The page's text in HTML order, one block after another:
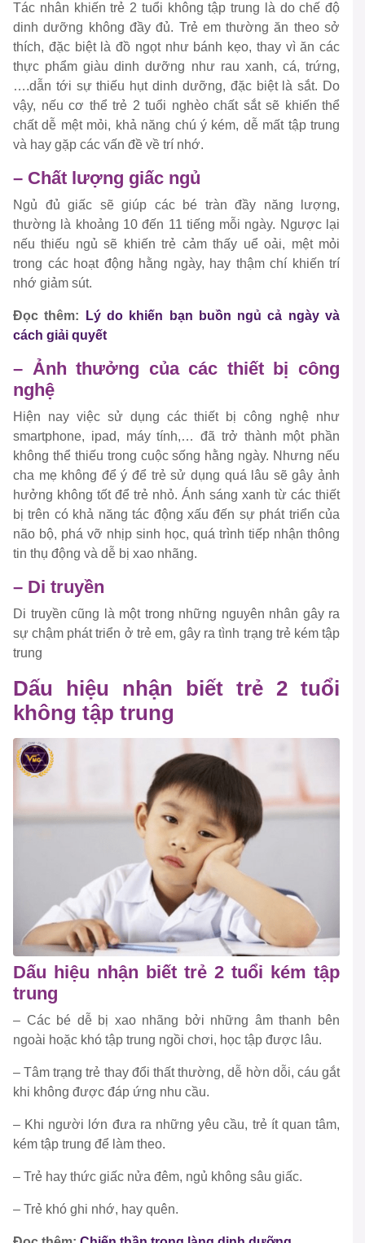
Tác nhân khiến trẻ 2 tuổi không tập trung là do chế độ
dinh dưỡng không đầy đủ. Trẻ em thường ăn theo sở
thích, đặc biệt là đồ ngọt như bánh kẹo, thay vì ăn các
thực phẩm giàu dinh dưỡng như rau xanh, cá, trứng,
….dẫn tới sự thiếu hụt dinh dưỡng, đặc biệt là sắt. Do
vậy, nếu cơ thể trẻ 2 tuổi nghèo chất sắt sẽ khiến thể
chất dễ mệt mỏi, khả năng chú ý kém, dễ mất tập trung
và hay gặp các vấn đề về trí nhớ.
– Chất lượng giấc ngủ
Ngủ đủ giấc sẽ giúp các bé tràn đầy năng lượng,
thường là khoảng 10 đến 11 tiếng mỗi ngày. Ngược lại
nếu thiếu ngủ sẽ khiến trẻ cảm thấy uể oải, mệt mỏi
trong các hoạt động hằng ngày, hay thậm chí khiến trí
nhớ giảm sút.
Đọc thêm: Lý do khiến bạn buồn ngủ cả ngày và
cách giải quyết
– Ảnh thưởng của các thiết bị công
nghệ
Hiện nay việc sử dụng các thiết bị công nghệ như
smartphone, ipad, máy tính,… đã trở thành một phần
không thể thiếu trong cuộc sống hằng ngày. Nhưng nếu
cha mẹ không để ý để trẻ sử dụng quá lâu sẽ gây ảnh
hưởng không tốt để trẻ nhỏ. Ánh sáng xanh từ các thiết
bị trên có khả năng tác động xấu đến sự phát triển của
não bộ, phá vỡ nhịp sinh học, quá trình tiếp nhận thông
tin thụ động và dễ bị xao nhãng.
– Di truyền
Di truyền cũng là một trong những nguyên nhân gây ra
sự chậm phát triển ở trẻ em, gây ra tình trạng trẻ kém tập
trung
Dấu hiệu nhận biết trẻ 2 tuổi
không tập trung
Dấu hiệu nhận biết trẻ 2 tuổi kém tập
trung
– Các bé dễ bị xao nhãng bởi những âm thanh bên
ngoài hoặc khó tập trung ngồi chơi, học tập được lâu.
– Tâm trạng trẻ thay đổi thất thường, dễ hờn dỗi, cáu gắt
khi không được đáp ứng nhu cầu.
– Khi người lớn đưa ra những yêu cầu, trẻ ít quan tâm,
kém tập trung để làm theo.
– Trẻ hay thức giấc nửa đêm, ngủ không sâu giấc.
– Trẻ khó ghi nhớ, hay quên.